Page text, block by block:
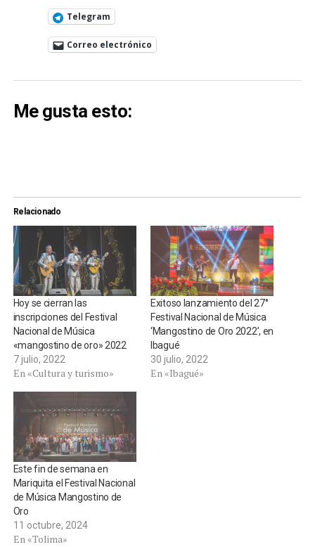
Telegram
Correo electrónico
Me gusta esto:
Relacionado
Hoy se cierran las
inscripciones del Festival
Nacional de Música
«mangostino de oro» 2022
7 julio, 2022
En «Cultura y turismo»
Exitoso lanzamiento del 27°
Festival Nacional de Música
‘Mangostino de Oro 2022’, en
Ibagué
30 julio, 2022
En «Ibagué»
Este fin de semana en
Mariquita el Festival Nacional
de Música Mangostino de
Oro
11 octubre, 2024
En «Tolima»